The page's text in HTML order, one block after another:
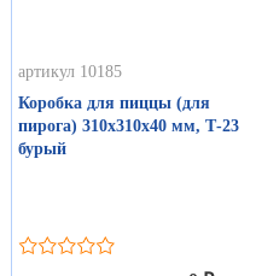
артикул 10185
Коробка для пиццы (для
пирога) 310х310х40 мм, Т-23
бурый